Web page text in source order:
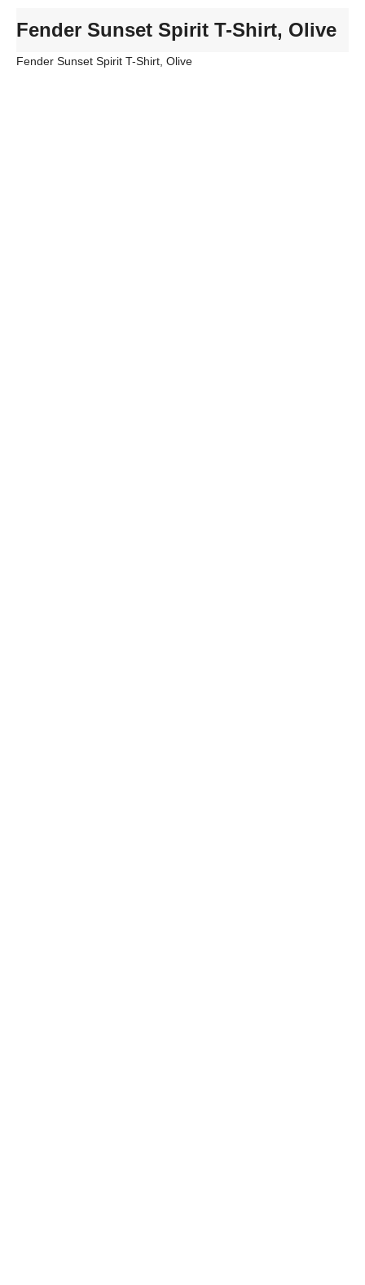
Fender Sunset Spirit T-Shirt, Olive
Fender Sunset Spirit T-Shirt, Olive